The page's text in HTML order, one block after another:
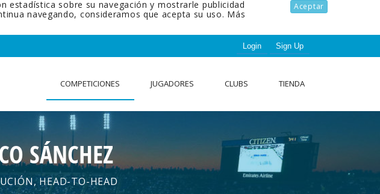
Aceptar
sobre su navegación y mostrarle publicidad
navegando, consideramos que acepta su uso. Más
Login Sign Up
COMPETICIONES JUGADORES CLUBS TIENDA
SÁNCHEZ
HEAD-TO-HEAD